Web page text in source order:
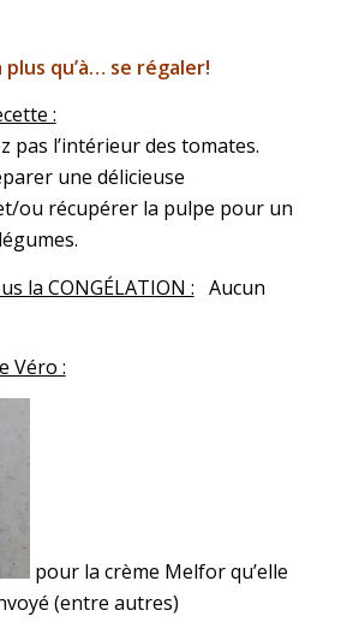
plus qu’à… se régaler!
:
pas l’intérieur des tomates.
une délicieuse
ou récupérer la pulpe pour un
la CONGÉLATION : Aucun
Véro :
pour la crème Melfor qu’elle
(entre autres)